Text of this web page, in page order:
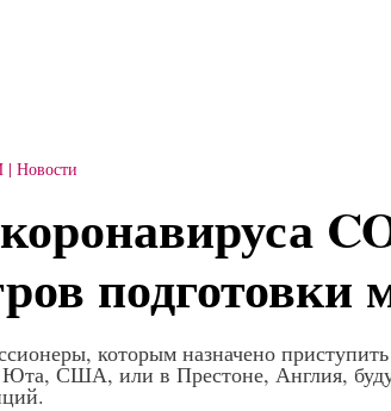
Новости
подготовки
которым назначено
США, или в Престоне, Англия,